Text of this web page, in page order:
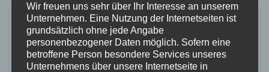
Zumbaparty 2022_2
20.05.2022
Wir freuen uns sehr über Ihr Interesse an unserem
Unternehmen. Eine Nutzung der Internetseiten ist
grundsätzlich ohne jede Angabe
personenbezogener Daten möglich. Sofern eine
betroffene Person besondere Services unseres
Unternehmens über unsere Internetseite in